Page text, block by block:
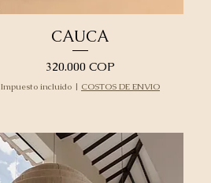
CAUCA
Precio
320.000 COP
Impuesto incluido| COSTOS DE ENVIO